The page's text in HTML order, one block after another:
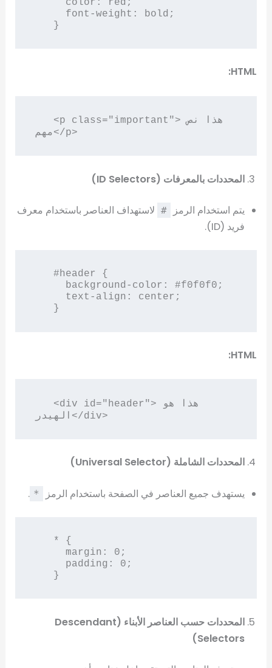
   }
HTML:
مهم</p>
المحددات بالمعرفات (ID Selectors)
يتم استخدام الرمز # لاستهداف العناصر باستخدام معرف
فريد (ID).
   }
HTML:
الهيدر</div>
المحددات الشاملة (Universal Selector)
يستهدف جميع العناصر في الصفحة باستخدام الرمز *
.
   }
المحددات حسب العناصر الأبناء (Descendant
Selectors)